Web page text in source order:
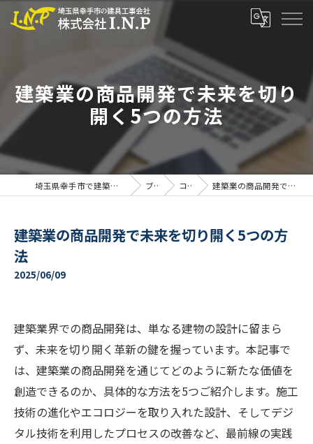
建築業の商品開発で未来を切り
開く5つの方法
埼玉県幸手市で建築業の求人なら株式会社I.N.P ブログ コラム 建築業の商品開発で未来を切り開く5つの方法
建築業の商品開発で未来を切り開く5つの方
法
2025/06/09
建築業界での商品開発は、単なる建物の設計に留まら
ず、未来を切り開く革新の鍵を握っています。本記事で
は、建築業の商品開発を通じてどのように新たな価値を
創造できるのか、具体的な方法を5つご紹介します。施工
技術の進化やエコロジーを取り入れた設計、そしてデジ
タル技術を利用したプロセスの改善など、最前線の実践